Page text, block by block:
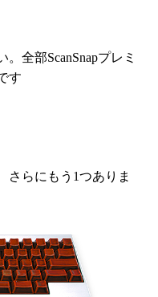
。 全部ScanSnapプレミ
す
さらにもう1つありま